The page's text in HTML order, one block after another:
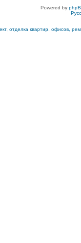
Powered by